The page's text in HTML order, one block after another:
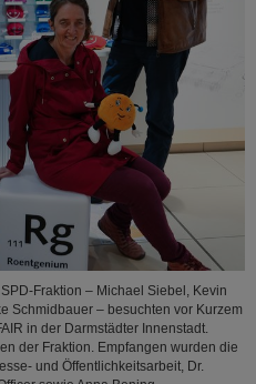
Fraktion – Michael Siebel, Kevin
Schmidbauer – besuchten vor Kurzem
in der Darmstädter Innenstadt.
der Fraktion. Empfangen wurden die
und Öffentlichkeitsarbeit, Dr.